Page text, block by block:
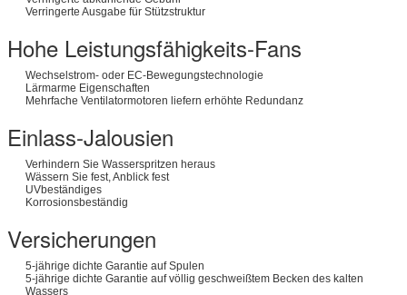
Verringerte Ausgabe für Stützstruktur
Hohe Leistungsfähigkeits-Fans
Wechselstrom- oder EC-Bewegungstechnologie
Lärmarme Eigenschaften
Mehrfache Ventilatormotoren liefern erhöhte Redundanz
Einlass-Jalousien
Verhindern Sie Wasserspritzen heraus
Wässern Sie fest, Anblick fest
UVbeständiges
Korrosionsbeständig
Versicherungen
5-jährige dichte Garantie auf Spulen
5-jährige dichte Garantie auf völlig geschweißtem Becken des kalten
Wassers